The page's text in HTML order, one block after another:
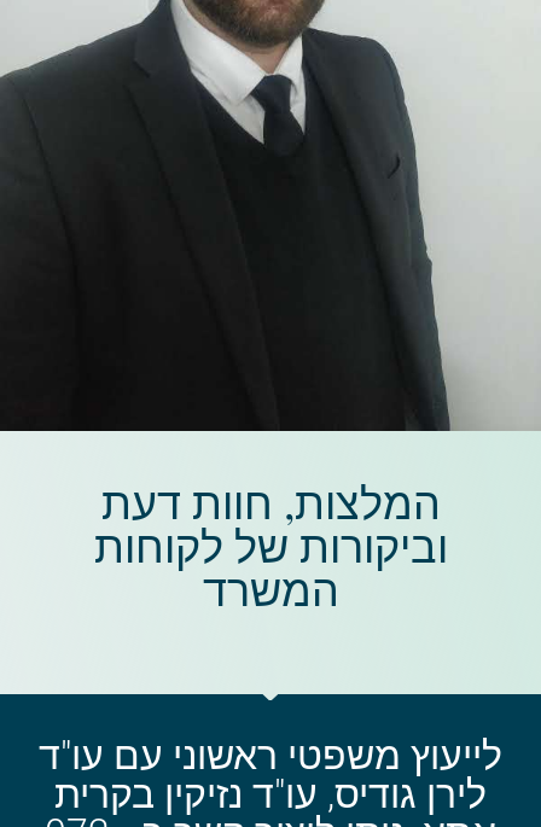
המלצות, חוות דעת
וביקורות של לקוחות
המשרד​
לייעוץ משפטי ראשוני עם עו"ד
לירן גודיס, עו"ד נזיקין בקרית